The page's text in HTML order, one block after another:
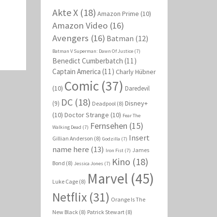
Akte X(18) Amazon Prime (10)
Amazon Video(16)
Avengers (16) Batman (12)
Batman V Superman: Dawn Of Justice(7)
Benedict Cumberbatch (11)
Captain America (11) Charly Hübner
(10) Comic(37) Daredevil
(9) DC(18) Deadpool(8) Disney+
(10) Doctor Strange (10) Fear The
Walking Dead (7) Fernsehen (15)
Gillian Anderson (8) Godzilla (7) Insert
name here (13) Iron Fist(7) James
Bond (8) Jessica Jones(7) Kino (18)
Luke Cage(8) Marvel (45)
Netflix(31) Orange Is The
New Black(8) Patrick Stewart(8)